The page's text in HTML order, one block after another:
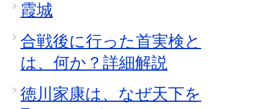
霞城
合戦後に行った首実検と
は、何か？詳細解説
徳川家康は、なぜ天下を